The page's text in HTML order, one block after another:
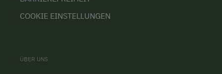
COOKIE EINSTELLUNGEN
ÜBER UNS